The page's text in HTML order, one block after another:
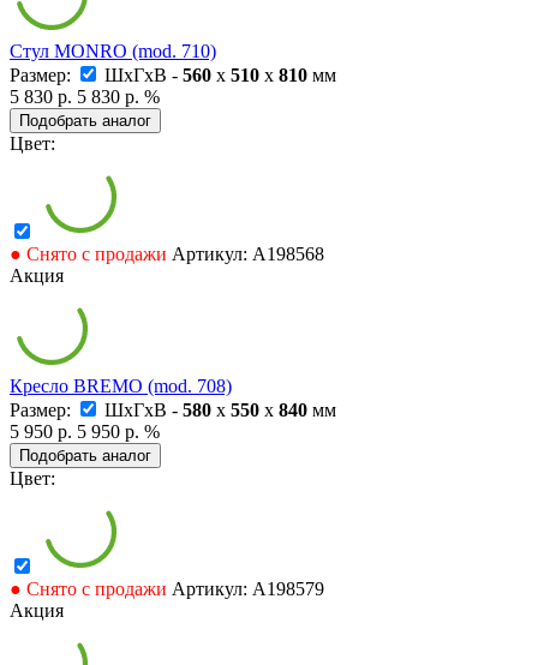
Стул MONRO (mod. 710)
Размер:
ШxГxВ - 560 x 510 x 810 мм
5 830 р. 5 830 р. %
Подобрать аналог
Цвет:
● Снято с продажи Артикул: А198568
Акция
Кресло BREMO (mod. 708)
Размер:
ШxГxВ - 580 x 550 x 840 мм
5 950 р. 5 950 р. %
Подобрать аналог
Цвет:
● Снято с продажи Артикул: А198579
Акция